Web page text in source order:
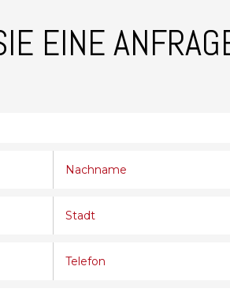
EINE